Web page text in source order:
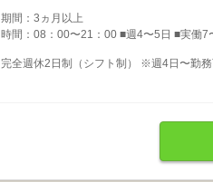
期間：3ヵ月以上
時間：08：00〜21：00 ■週4〜5日 ■実働
完全週休2日制（シフト制） ※週4日〜勤